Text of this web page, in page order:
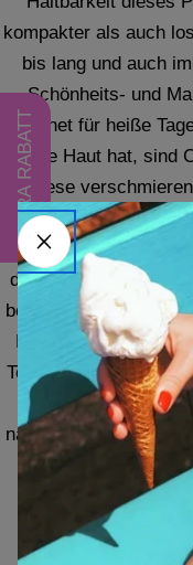
kompakter als auch
bis lang und auch
Schönheits- und
geeignet für heiße
fettige Haut hat, sind
da diese
die Haut nicht richtig
auch Rouge in
das kompakte
bei Make-up-Artists
Puderrouges easy
Textur, die sich mit
ideal zum
natürlichen Farbton
Wie
Rouge für ein
wirklich einfach
EXTRA RABATT